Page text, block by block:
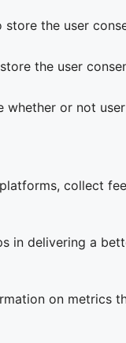
store the user
the user
or not
collect
in delivering a
on metrics